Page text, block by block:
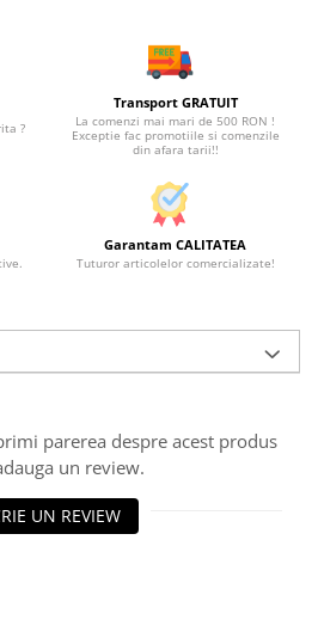
?
Transport GRATUIT
La comenzi mai mari de 500 RON !
Exceptie fac promotiile si comenzile
din afara tarii!!
Garantam CALITATEA
Tuturor articolelor comercializate!
parerea despre acest produs
un review.
UN REVIEW